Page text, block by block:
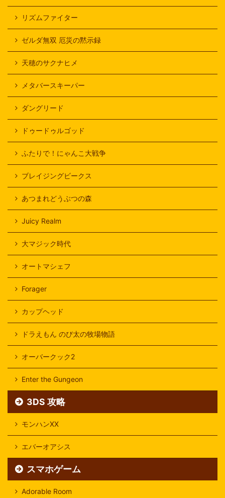
リズムファイター
ゼルダ無双 厄災の黙示録
天穂のサクナヒメ
メタバースキーパー
ダングリード
ドゥードゥルゴッド
ふたりで！にゃんこ大戦争
ブレイジングビークス
あつまれどうぶつの森
Juicy Realm
大マジック時代
オートマシェフ
Forager
カップヘッド
ドラえもん のび太の牧場物語
オーバークック2
Enter the Gungeon
3DS 攻略
モンハンXX
エバーオアシス
スマホゲーム
Adorable Room